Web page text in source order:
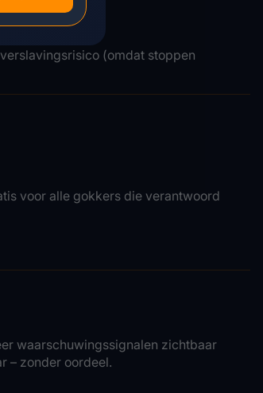
(omdat stoppen
voor alle gokkers die verantwoord
waarschuwingssignalen zichtbaar
– zonder oordeel.